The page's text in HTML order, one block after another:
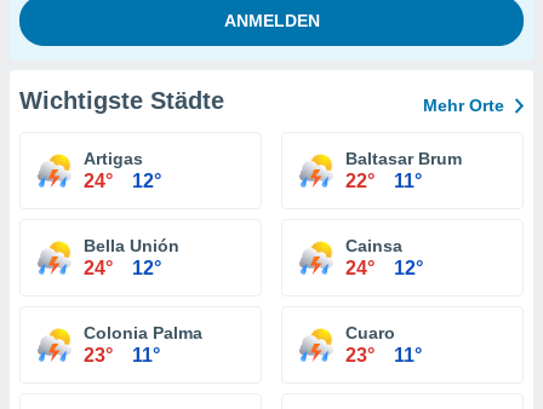
Wichtigste Städte Mehr Orte
Artigas
24° 12°
Baltasar Brum
22° 11°
Bella Unión
24° 12°
Cainsa
24° 12°
Colonia Palma
23° 11°
Cuaro
23° 11°